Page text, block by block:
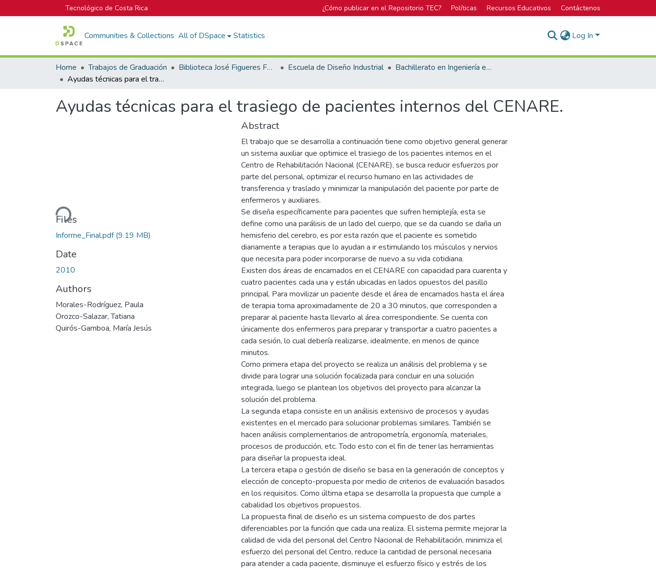
Tecnológico de Costa Rica ¿Cómo publicar en el Repositorio TEC? Políticas Recursos Educativos Contáctenos
Communities & Collections All of DSpace Statistics Log In
Home Trabajos de Graduación Biblioteca José Figueres Ferrer Escuela de Diseño Industrial
Bachillerato en Ingeniería en Diseño Industrial
Ayudas técnicas para el trasiego de pacientes internos del CENARE.
Ayudas técnicas para el trasiego de pacientes internos del CENARE.
Loading...
Files
Informe_Final.pdf(9.19 MB)
Date
2010
Authors
Morales-Rodríguez, Paula
Orozco-Salazar, Tatiana
Quirós-Gamboa, María Jesús
Abstract
El trabajo que se desarrolla a continuación tiene como objetivo general generar
un sistema auxiliar que optimice el trasiego de los pacientes internos en el
Centro de Rehabilitación Nacional (CENARE), se busca reducir esfuerzos por
parte del personal, optimizar el recurso humano en las actividades de
transferencia y traslado y minimizar la manipulación del paciente por parte de
enfermeros y auxiliares.
Se diseña específicamente para pacientes que sufren hemiplejía, esta se
define como una parálisis de un lado del cuerpo, que se da cuando se daña un
hemisferio del cerebro, es por esta razón que el paciente es sometido
diariamente a terapias que lo ayudan a ir estimulando los músculos y nervios
que necesita para poder incorporarse de nuevo a su vida cotidiana.
Existen dos áreas de encamados en el CENARE con capacidad para cuarenta y
cuatro pacientes cada una y están ubicadas en lados opuestos del pasillo
principal. Para movilizar un paciente desde el área de encamados hasta el área
de terapia toma aproximadamente de 20 a 30 minutos, que corresponden a
preparar al paciente hasta llevarlo al área correspondiente. Se cuenta con
únicamente dos enfermeros para preparar y transportar a cuatro pacientes a
cada sesión, lo cual debería realizarse, idealmente, en menos de quince
minutos.
Como primera etapa del proyecto se realiza un análisis del problema y se
divide para lograr una solución focalizada para concluir en una solución
integrada, luego se plantean los objetivos del proyecto para alcanzar la
solución del problema.
La segunda etapa consiste en un análisis extensivo de procesos y ayudas
existentes en el mercado para solucionar problemas similares. También se
hacen análisis complementarios de antropometría, ergonomía, materiales,
procesos de producción, etc. Todo esto con el fin de tener las herramientas
para diseñar la propuesta ideal.
La tercera etapa o gestión de diseño se basa en la generación de conceptos y
elección de concepto-propuesta por medio de criterios de evaluación basados
en los requisitos. Como última etapa se desarrolla la propuesta que cumple a
cabalidad los objetivos propuestos.
La propuesta final de diseño es un sistema compuesto de dos partes
diferenciables por la función que cada una realiza. El sistema permite mejorar la
calidad de vida del personal del Centro Nacional de Rehabilitación, minimiza el
esfuerzo del personal del Centro, reduce la cantidad de personal necesaria
para atender a cada paciente, disminuye el esfuerzo físico y estrés de los